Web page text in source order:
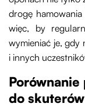
drogę hamowania
więc, by
wymieniać je, gdy
i innych
do skuterów